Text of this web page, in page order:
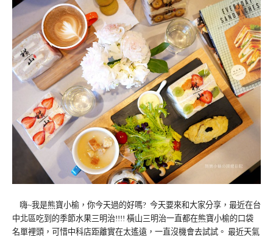
嗨~我是熊寶小榆，你今天過的好嗎? 今天要來和大家分享，最近在台
中北區吃到的季節水果三明治!!!! 橫山三明治一直都在熊寶小榆的口袋
名單裡頭，可惜中科店距離實在太遙遠，一直沒機會去試試。 最近天氣